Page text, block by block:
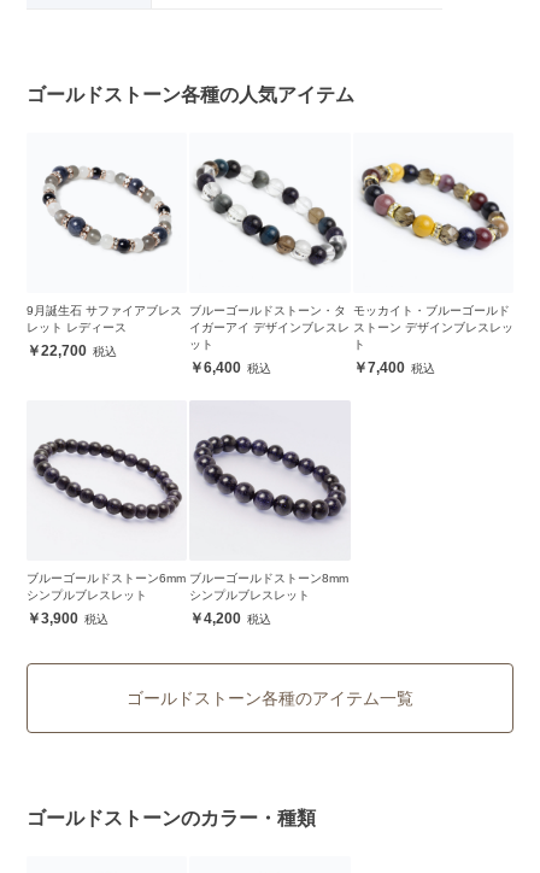
ゴールドストーン各種の人気アイテム
9月誕生石 サファイアブレス
レット レディース
22,700
ブルーゴールドストーン・タ
イガーアイ デザインブレスレ
ット
6,400
モッカイト・ブルーゴールド
ストーン デザインブレスレッ
ト
7,400
ブルーゴールドストーン6mm
シンプルブレスレット
3,900
ブルーゴールドストーン8mm
シンプルブレスレット
4,200
ゴールドストーン各種のアイテム一覧
ゴールドストーンのカラー・種類